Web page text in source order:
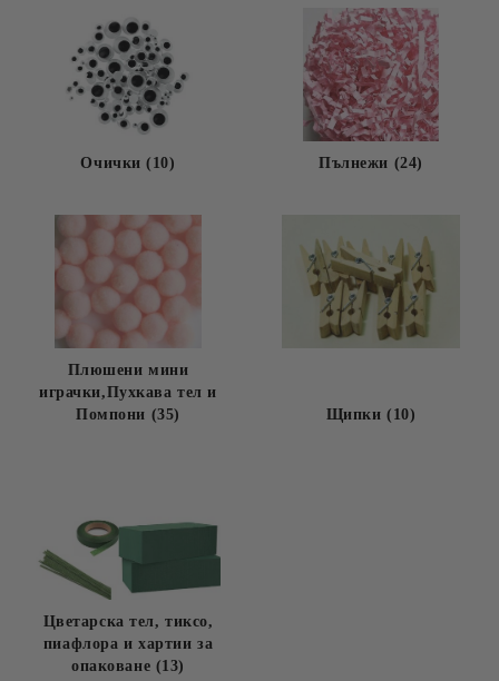
Очички (10) Пълнежи (24)
Плюшени мини
играчки,Пухкава тел и
Помпони (35)
Щипки (10)
Цветарска тел, тиксо,
пиафлора и хартии за
опаковане (13)